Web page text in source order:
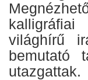
világhírű
bemutató
utazgattak.